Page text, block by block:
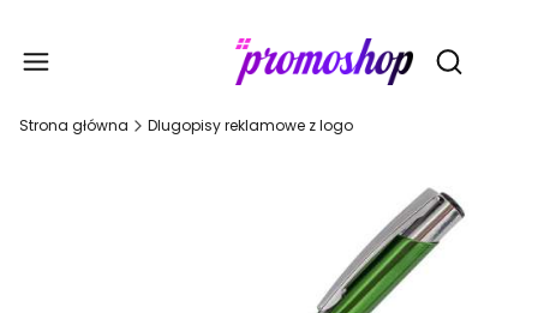
Otwórz
Strona główna Dlugopisy reklamowe z logo